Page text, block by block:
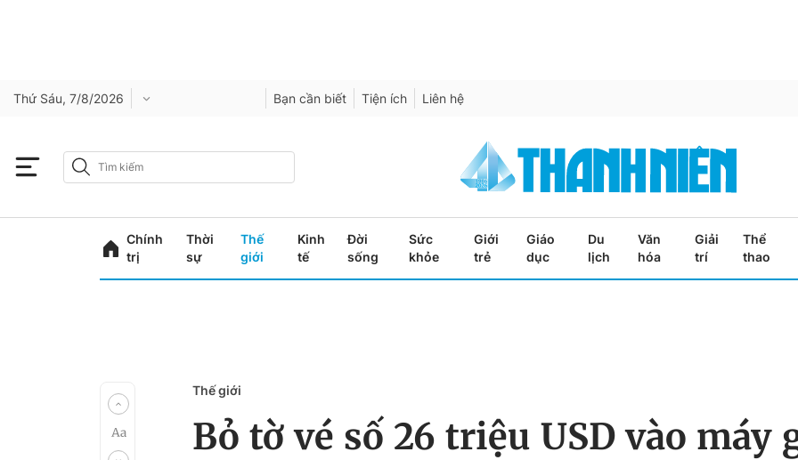
Thứ Sáu, 7/8/2026 Bạn cần biết Tiện ích Liên hệ
Chính
trị
Thời
sự
Thế
giới
Kinh
tế
Đời
sống
Sức
khỏe
Giới
trẻ
Giáo
dục
Du
lịch
Văn
hóa
Giải
trí
Thể
thao
Thế giới
Bỏ tờ vé số 26 triệu USD vào máy